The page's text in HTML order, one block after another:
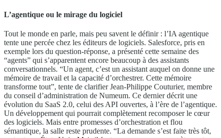
L’agentique ou le mirage du logiciel
Tout le monde en parle, mais peu savent le définir : l’IA agentique
tente une percée chez les éditeurs de logiciels. Salesforce, pris en
exemple lors du question-réponse, a présenté cette semaine des
“agents” qui s’apparentent encore beaucoup à des assistants
conversationnels. “Un agent, c’est un assistant auquel on donne une
mémoire de travail et la capacité d’orchestrer. Cette mémoire
transforme tout”, tente de clarifier Jean-Philippe Couturier, membre
du conseil d’administration de Numeum. Ce dernier décrit une
évolution du SaaS 2.0, celui des API ouvertes, à l’ère de l’agentique.
Un développement qui pourrait complètement recomposer le cœur
des logiciels. Mais entre promesses d’orchestration et flou
sémantique, la salle reste prudente. “La demande s’est faite très tôt,